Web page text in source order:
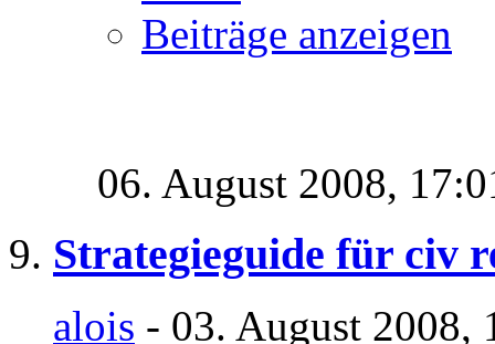
Beiträge anzeigen
06. August 2008,
Strategieguide für civ
alois - 03. August 2008,